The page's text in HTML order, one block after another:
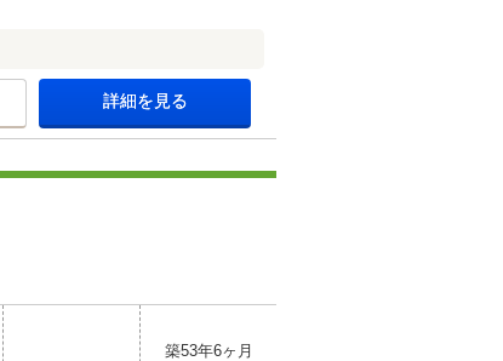
詳細を見る
築53年6ヶ月